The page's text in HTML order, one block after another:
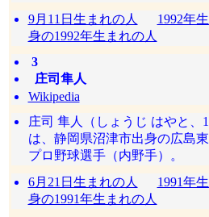
9月11日生まれの人
1992年
身の1992年生まれの人
3
庄司隼人
Wikipedia
庄司 隼人（しょうじ はやと、
は、静岡県沼津市出身の広島
プロ野球選手（内野手）。
6月21日生まれの人
1991年
身の1991年生まれの人